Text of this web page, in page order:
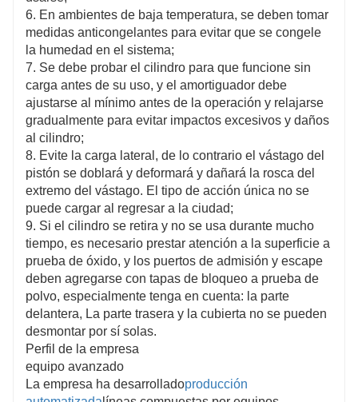
6. En ambientes de baja temperatura, se deben tomar
medidas anticongelantes para evitar que se congele
la humedad en el sistema;
7. Se debe probar el cilindro para que funcione sin
carga antes de su uso, y el amortiguador debe
ajustarse al mínimo antes de la operación y relajarse
gradualmente para evitar impactos excesivos y daños
al cilindro;
8. Evite la carga lateral, de lo contrario el vástago del
pistón se doblará y deformará y dañará la rosca del
extremo del vástago. El tipo de acción única no se
puede cargar al regresar a la ciudad;
9. Si el cilindro se retira y no se usa durante mucho
tiempo, es necesario prestar atención a la superficie a
prueba de óxido, y los puertos de admisión y escape
deben agregarse con tapas de bloqueo a prueba de
polvo, especialmente tenga en cuenta: la parte
delantera, La parte trasera y la cubierta no se pueden
desmontar por sí solas.
Perfil de la empresa
equipo avanzado
La empresa ha desarrolladoproducción